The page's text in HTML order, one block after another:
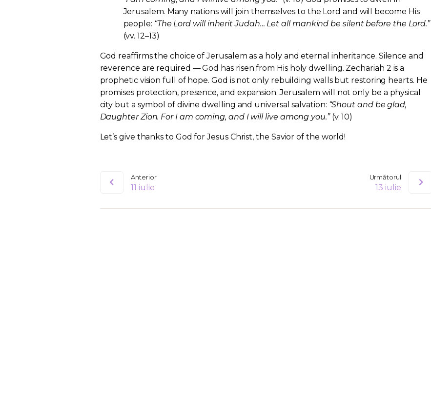
Jerusalem. Many nations will join themselves to the Lord and will become His
people: “The Lord will inherit Judah… Let all mankind be silent before the Lord.”
(vv. 12–13)
God reaffirms the choice of Jerusalem as a holy and eternal inheritance. Silence and
reverence are required — God has risen from His holy dwelling. Zechariah 2 is a
prophetic vision full of hope. God is not only rebuilding walls but restoring hearts. He
promises protection, presence, and expansion. Jerusalem will not only be a physical
city but a symbol of divine dwelling and universal salvation: “Shout and be glad,
Daughter Zion. For I am coming, and I will live among you.”(v. 10)
Let’s give thanks to God for Jesus Christ, the Savior of the world!
Anterior
11 iulie
Următorul
13 iulie